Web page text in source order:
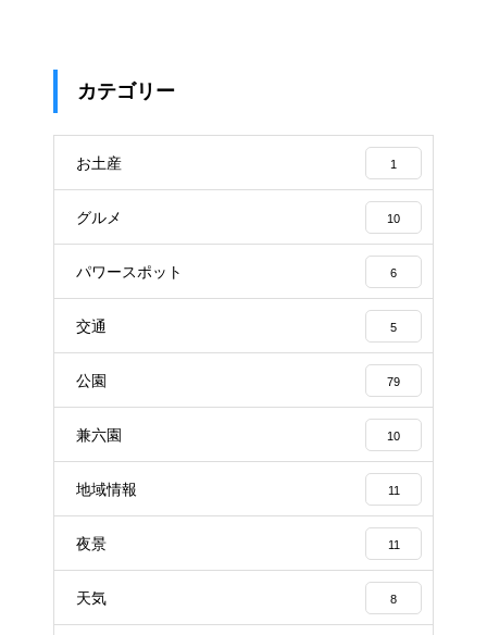
カテゴリー
お土産 1
グルメ 10
パワースポット 6
交通 5
公園 79
兼六園 10
地域情報 11
夜景 11
天気 8